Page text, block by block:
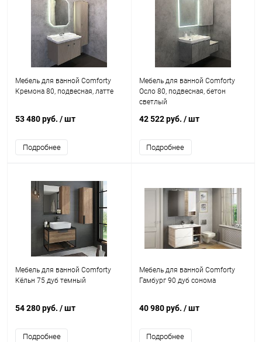
Мебель для ванной Comforty
Кремона 80, подвесная, латте
53 480 руб. / шт
Подробнее
Мебель для ванной Comforty
Осло 80, подвесная, бетон
светлый
42 522 руб. / шт
Подробнее
Мебель для ванной Comforty
Кёльн 75 дуб темный
54 280 руб. / шт
Подробнее
Мебель для ванной Comforty
Гамбург 90 дуб сонома
40 980 руб. / шт
Подробнее